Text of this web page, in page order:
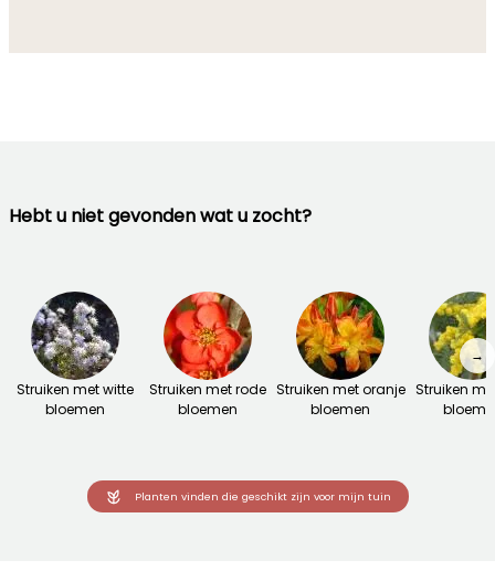
Hebt u niet gevonden wat u zocht?
Struiken met witte
bloemen
Struiken met rode
bloemen
Struiken met oranje
bloemen
Struiken
→
Planten vinden die geschikt zijn voor mijn tuin